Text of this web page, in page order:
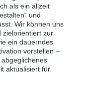
als ein allzeit
und
Wir können uns
zielorientiert zur
ein dauerndes
vorstellen ‒
aktualisiert für